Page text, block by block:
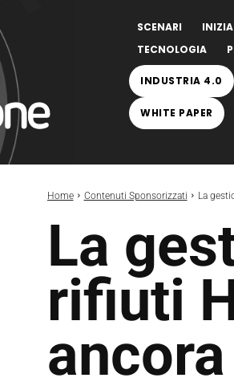
SCENARI
TECNOLOGIA
INDUSTRIA 4.0
WHITE PAPER
Home Contenuti Sponsorizzati La
La
rifiuti
ancora